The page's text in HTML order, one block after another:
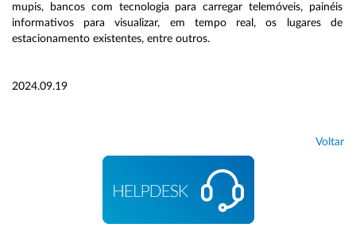
mupis, bancos com tecnologia para carregar telemóveis, painéis
informativos para visualizar, em tempo real, os lugares de
estacionamento existentes, entre outros.
2024.09.19
Voltar